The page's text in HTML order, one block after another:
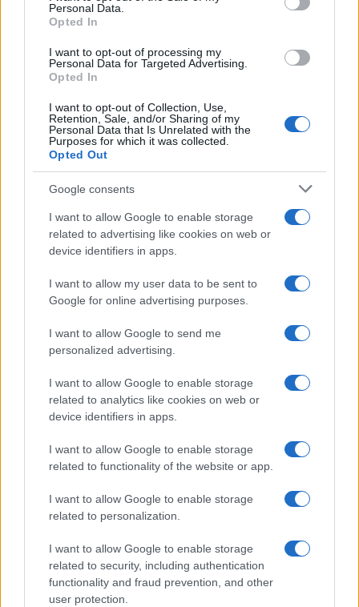
Personal Data.
Opted In
I want to opt-out of processing my
Personal Data for Targeted Advertising.
Opted In
I want to opt-out of Collection, Use,
Retention, Sale, and/or Sharing of my
Personal Data that Is Unrelated with the
Purposes for which it was collected.
Opted Out
Google consents
I want to allow Google to enable storage
related to advertising like cookies on web or
device identifiers in apps.
I want to allow my user data to be sent to
Google for online advertising purposes.
I want to allow Google to send me
personalized advertising.
I want to allow Google to enable storage
related to analytics like cookies on web or
device identifiers in apps.
I want to allow Google to enable storage
related to functionality of the website or app.
I want to allow Google to enable storage
related to personalization.
I want to allow Google to enable storage
related to security, including authentication
functionality and fraud prevention, and other
user protection.
rossa. Approvato il nuovo
decreto legge anti-Covid
ultime-notizie
Fiumicino, squalo attacca un pescatore: attimi di
terrore sul lungomare romano
nuovo decreto legge anti-Covid